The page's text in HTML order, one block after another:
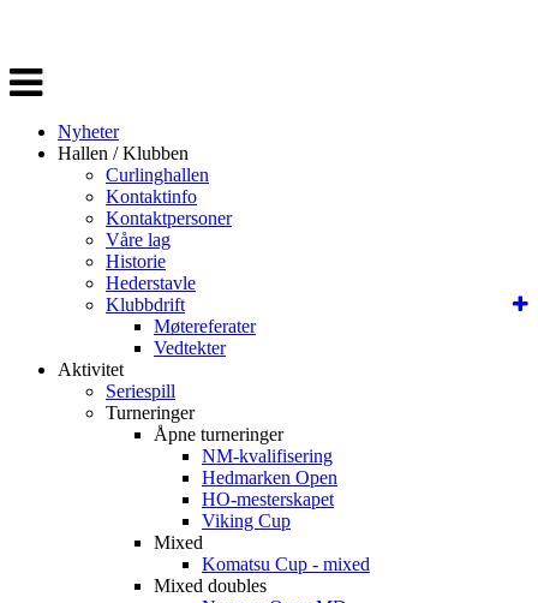
Veksle
navigasjon
Nyheter
Hallen / Klubben
Curlinghallen
Kontaktinfo
Kontaktpersoner
Våre lag
Historie
Hederstavle
Klubbdrift
Møtereferater
Vedtekter
Aktivitet
Seriespill
Turneringer
Åpne turneringer
NM-kvalifisering
Hedmarken Open
HO-mesterskapet
Viking Cup
Mixed
Komatsu Cup - mixed
Mixed doubles